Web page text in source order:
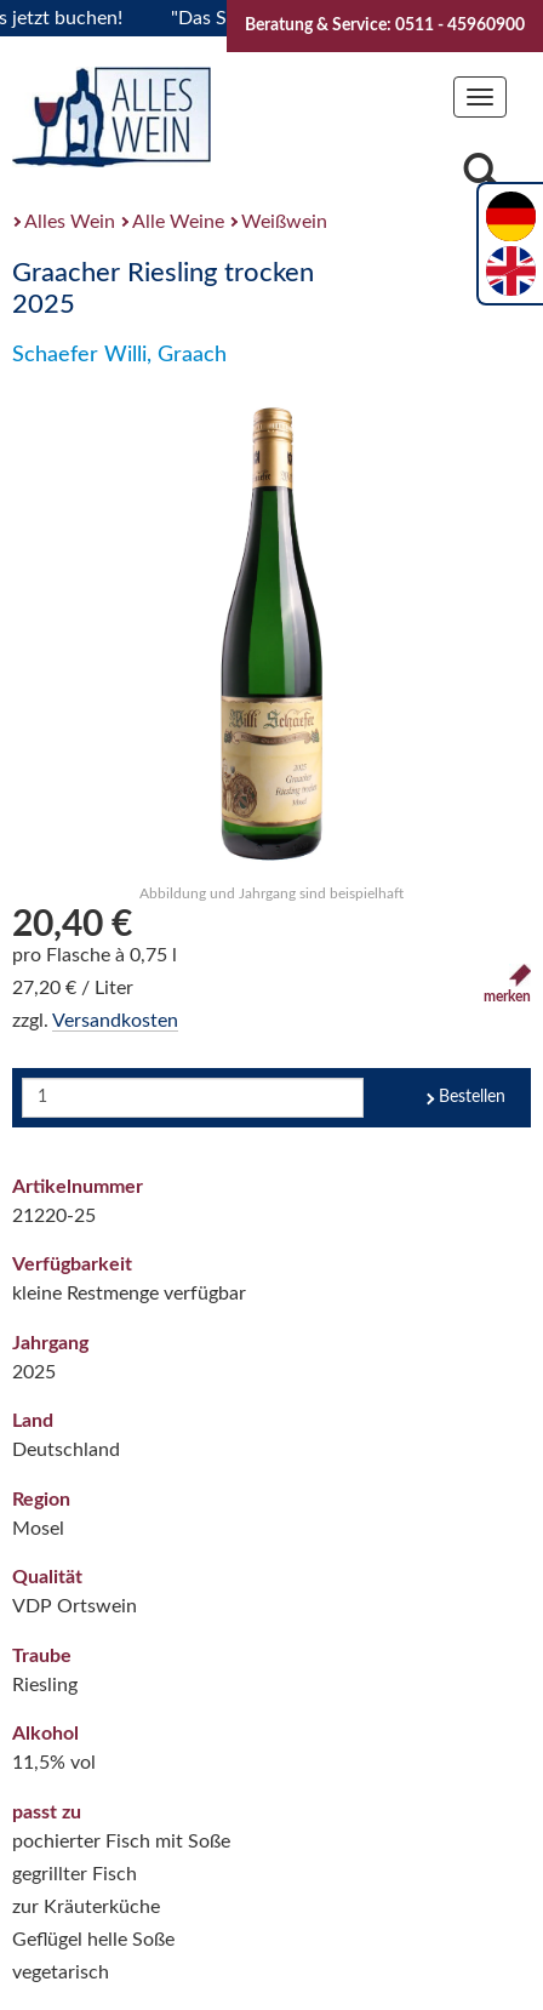
buchen! "Das Sommerfest 2026" Vive la
Beratung & Service: 0511 - 45960900
Toggle
Alles Wein Alle Weine Weißwein
Graacher Riesling trocken
2025
Schaefer Willi, Graach
Abbildung und Jahrgang sind beispielhaft
20,40 €
pro Flasche à 0,75 l
27,20 € / Liter
zzgl. Versandkosten
merken
Bestellen
Artikelnummer
21220-25
Verfügbarkeit
kleine Restmenge verfügbar
Jahrgang
2025
Land
Deutschland
Region
Mosel
Qualität
VDP Ortswein
Traube
Riesling
Alkohol
11,5% vol
passt zu
pochierter Fisch mit Soße
gegrillter Fisch
zur Kräuterküche
Geflügel helle Soße
vegetarisch